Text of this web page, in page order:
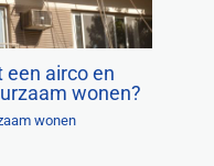
airco en
wonen?
wonen